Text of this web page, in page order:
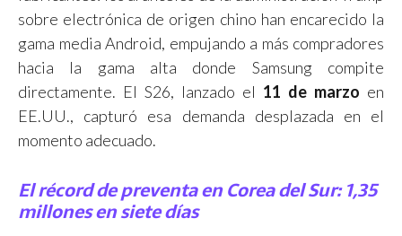
sobre electrónica de origen chino han encarecido la
gama media Android, empujando a más compradores
hacia la gama alta donde Samsung compite
directamente. El S26, lanzado el 11 de marzo en
EE.UU., capturó esa demanda desplazada en el
momento adecuado.
El récord de preventa en Corea del Sur: 1,35
millones en siete días